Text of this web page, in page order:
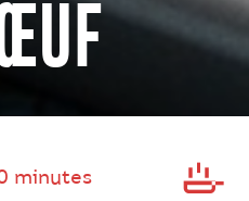
minutes